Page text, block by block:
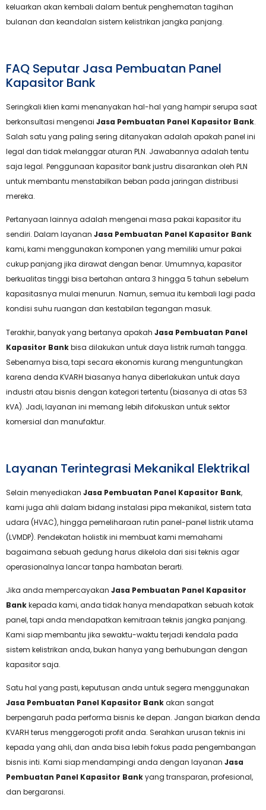
keluarkan akan kembali dalam bentuk penghematan tagihan
bulanan dan keandalan sistem kelistrikan jangka panjang.
FAQ Seputar Jasa Pembuatan Panel
Kapasitor Bank
Seringkali klien kami menanyakan hal-hal yang hampir serupa saat
berkonsultasi mengenai Jasa Pembuatan Panel Kapasitor Bank.
Salah satu yang paling sering ditanyakan adalah apakah panel ini
legal dan tidak melanggar aturan PLN. Jawabannya adalah tentu
saja legal. Penggunaan kapasitor bank justru disarankan oleh PLN
untuk membantu menstabilkan beban pada jaringan distribusi
mereka.
Pertanyaan lainnya adalah mengenai masa pakai kapasitor itu
sendiri. Dalam layanan Jasa Pembuatan Panel Kapasitor Bank
kami, kami menggunakan komponen yang memiliki umur pakai
cukup panjang jika dirawat dengan benar. Umumnya, kapasitor
berkualitas tinggi bisa bertahan antara 3 hingga 5 tahun sebelum
kapasitasnya mulai menurun. Namun, semua itu kembali lagi pada
kondisi suhu ruangan dan kestabilan tegangan masuk.
Terakhir, banyak yang bertanya apakah Jasa Pembuatan Panel
Kapasitor Bankbisa dilakukan untuk daya listrik rumah tangga.
Sebenarnya bisa, tapi secara ekonomis kurang menguntungkan
karena denda KVARH biasanya hanya diberlakukan untuk daya
industri atau bisnis dengan kategori tertentu (biasanya di atas 53
kVA). Jadi, layanan ini memang lebih difokuskan untuk sektor
komersial dan manufaktur.
Layanan Terintegrasi Mekanikal Elektrikal
Selain menyediakan Jasa Pembuatan Panel Kapasitor Bank,
kami juga ahli dalam bidang instalasi pipa mekanikal, sistem tata
udara (HVAC), hingga pemeliharaan rutin panel-panel listrik utama
(LVMDP). Pendekatan holistik ini membuat kami memahami
bagaimana sebuah gedung harus dikelola dari sisi teknis agar
operasionalnya lancar tanpa hambatan berarti.
Jika anda mempercayakan Jasa Pembuatan Panel Kapasitor
Bankkepada kami, anda tidak hanya mendapatkan sebuah kotak
panel, tapi anda mendapatkan kemitraan teknis jangka panjang.
Kami siap membantu jika sewaktu-waktu terjadi kendala pada
sistem kelistrikan anda, bukan hanya yang berhubungan dengan
kapasitor saja.
Satu hal yang pasti, keputusan anda untuk segera menggunakan
Jasa Pembuatan Panel Kapasitor Bankakan sangat
berpengaruh pada performa bisnis ke depan. Jangan biarkan denda
KVARH terus menggerogoti profit anda. Serahkan urusan teknis ini
kepada yang ahli, dan anda bisa lebih fokus pada pengembangan
bisnis inti. Kami siap mendampingi anda dengan layanan Jasa
Pembuatan Panel Kapasitor Bankyang transparan, profesional,
dan bergaransi.